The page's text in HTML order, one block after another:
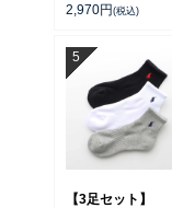
＆ レッグウォーマ
93228550
2,970円 (税込)
【3足セット】